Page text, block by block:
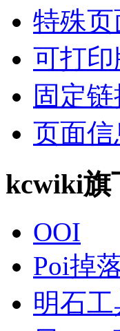
特殊页
可打印
固定
页面信
kcwiki旗
OOI
Poi掉
明石